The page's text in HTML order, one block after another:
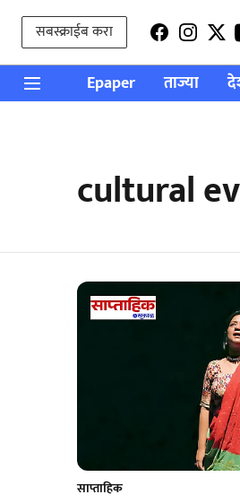
सबस्क्राईब करा
Epaper ताज्या
cultural
साप्ताहिक